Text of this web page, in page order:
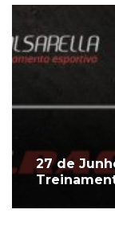
27 de